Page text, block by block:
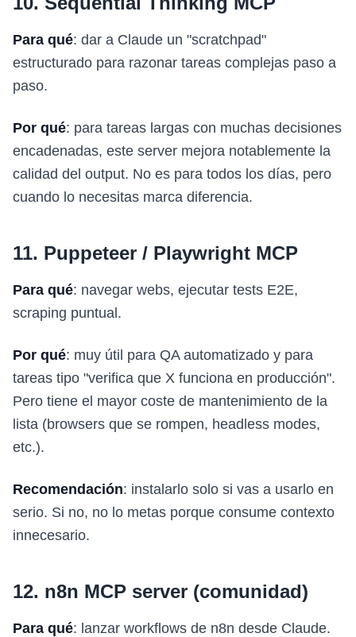
Para qué: dar a Claude un "scratchpad"
estructurado para razonar tareas complejas paso a
paso.
Por qué: para tareas largas con muchas decisiones
encadenadas, este server mejora notablemente la
calidad del output. No es para todos los días, pero
cuando lo necesitas marca diferencia.
11. Puppeteer / Playwright MCP
Para qué: navegar webs, ejecutar tests E2E,
scraping puntual.
Por qué: muy útil para QA automatizado y para
tareas tipo "verifica que X funciona en producción".
Pero tiene el mayor coste de mantenimiento de la
lista (browsers que se rompen, headless modes,
etc.).
Recomendación: instalarlo solo si vas a usarlo en
serio. Si no, no lo metas porque consume contexto
innecesario.
12. n8n MCP server (comunidad)
Para qué: lanzar workflows de n8n desde Claude.